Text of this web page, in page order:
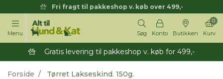
Fri fragt til pakkeshop v. køb over 499,-
Menu Søg Konto Butikken Kurv
0
Gratis levering til pakkeshop v. køb for 499,-
Forside Tørret Lakseskind. 150g.